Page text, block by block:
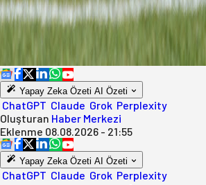
Yapay Zeka Özeti AI Özeti
ChatGPT Claude Grok Perplexity
Oluşturan Haber Merkezi
Eklenme 08.08.2026 - 21:55
Yapay Zeka Özeti AI Özeti
ChatGPT Claude Grok Perplexity